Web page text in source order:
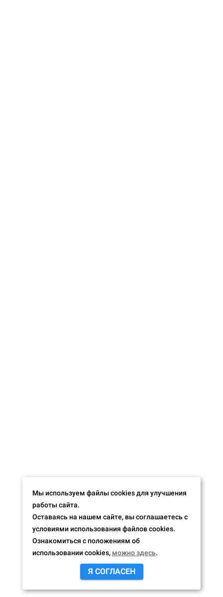
Мы используем файлы cookies для улучшения
работы сайта.
Оставаясь на нашем сайте, вы соглашаетесь с
условиями использования файлов cookies.
Ознакомиться с положениям об
использовании cookies, можно здесь.
Я СОГЛАСЕН